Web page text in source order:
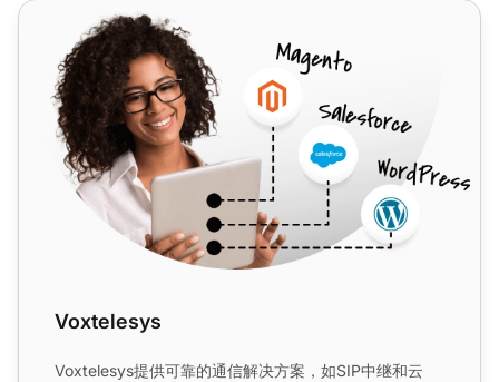
Voxtelesys
Voxtelesys
Voxtelesys提供可靠的通信解决方案，如SIP中继和云